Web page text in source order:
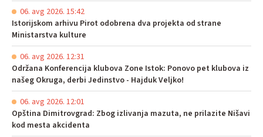
06. avg 2026. 15:42
Istorijskom arhivu Pirot odobrena dva projekta od strane
Ministarstva kulture
06. avg 2026. 12:31
Održana Konferencija klubova Zone Istok: Ponovo pet klubova iz
našeg Okruga, derbi Jedinstvo - Hajduk Veljko!
06. avg 2026. 12:01
Opština Dimitrovgrad: Zbog izlivanja mazuta, ne prilazite Nišavi
kod mesta akcidenta